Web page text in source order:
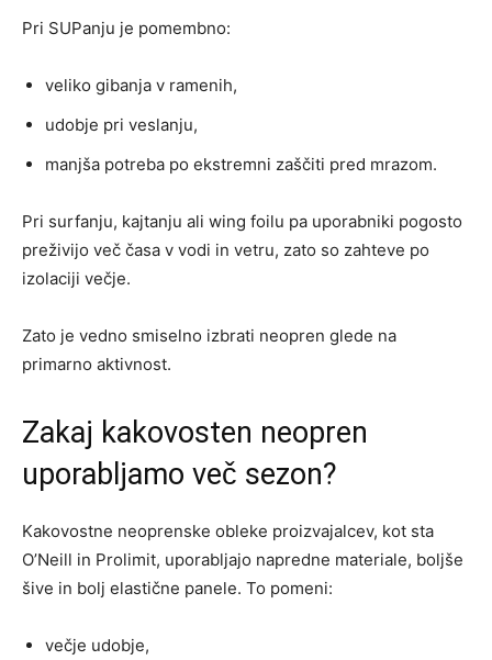
Pri SUPanju je pomembno:
veliko gibanja v ramenih,
udobje pri veslanju,
manjša potreba po ekstremni zaščiti pred mrazom.
Pri surfanju, kajtanju ali wing foilu pa uporabniki pogosto
preživijo več časa v vodi in vetru, zato so zahteve po
izolaciji večje.
Zato je vedno smiselno izbrati neopren glede na
primarno aktivnost.
Zakaj kakovosten neopren
uporabljamo več sezon?
Kakovostne neoprenske obleke proizvajalcev, kot sta
O’Neill in Prolimit, uporabljajo napredne materiale, boljše
šive in bolj elastične panele. To pomeni:
večje udobje,